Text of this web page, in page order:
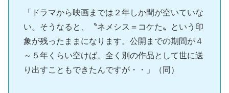
「ドラマから映画までは２年しか間が空いていな
い。そうなると、〝ネメシス＝コケた〟という印
象が残ったままになります。公開までの期間が４
～５年くらい空けば、全く別の作品として世に送
り出すこともできたんですが・・」（同）